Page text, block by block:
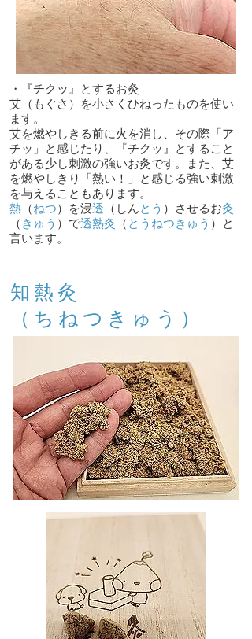
・『チクッ』とするお灸
艾（もぐさ）を小さくひねったものを使い
ます。
艾を燃やしきる前に火を消し、その際「ア
チッ」と感じたり、『チクッ』とする こと
がある少し刺激の強いお灸です。また、艾
を燃やしきり「熱い！」と感じる強い刺激
を与えることもあります。
熱 （ねつ）を浸透 （しんとう ）させるお灸
（ きゅう ）で透熱灸 （ とうねつきゅう ）と
言います。
​知熱灸
（ちねつきゅう）